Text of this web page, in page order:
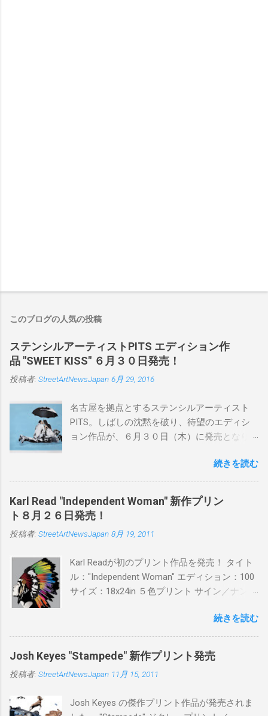
このブログの人気の投稿
ステンシルアーティストPITS エディション作
品 "SWEET KISS" ６月３０日発売！
投稿者: StreetArtNewsJapan 6月 29, 2016
名古屋を拠点とするステンシルアーティスト
PITS。しばしの沈黙を破り、待望のエディシ
ョン作品が、６月３０日（木）に発売となり
品に落とし込むスタイルは今作でも健在。(
PITSの過去記事はこちらから ) 発売日：6月30
日(木)19時 タイトル：SWEET KISS カラー：
BLUE/MINT GREEN/PINK/YELLOW エディショ
ン：各色５ サイズ：800mm × 550mm 価格：
¥16,000(¥17,280) 購入は、 こちら から
続きを読む
Karl Read "Independent Woman" 新作プリン
ト８月２６日発売！
投稿者: StreetArtNewsJapan 8月 19, 2011
Karl Readが初のプリント作品を発売！ タイト
ル："Independent Woman" エディション：100
サイズ：18x24in ５色プリント サイン／ナンバ
ドフィニッシュバージョン（エディション：
25）$125 購入は８月２６日に こちら から
続きを読む
Josh Keyes "Stampede" 新作プリント発売
投稿者: StreetArtNewsJapan 11月 15, 2011
Josh Keyes の傑作プリント作品が発売されま